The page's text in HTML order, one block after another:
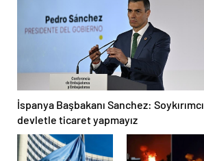
İspanya Başbakanı Sanchez: Soykırımcı
devletle ticaret yapmayız